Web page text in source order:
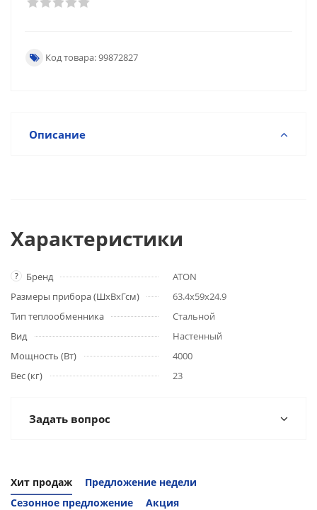
Код товара: 99872827
Описание
Характеристики
? Бренд
ATON
Размеры прибора (ШхВхГсм)
63.4x59x24.9
Тип теплообменника
Стальной
Вид
Настенный
Мощность (Вт)
4000
Вес (кг)
23
Задать вопрос
Хит продаж
Предложение недели
Сезонное предложение
Акция